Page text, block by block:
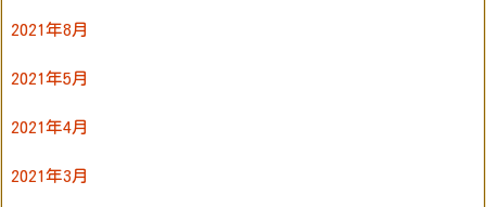
2021年8月
2021年5月
2021年4月
2021年3月